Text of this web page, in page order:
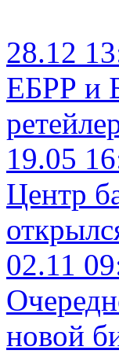
28.12
ЕБРР и
19.05
Центр
02.11
новой